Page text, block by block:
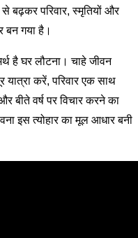
बढ़कर परिवार, स्मृतियों और
बन गया है।
है घर लौटना। चाहे जीवन
यात्रा करें, परिवार एक साथ
बीते वर्ष पर विचार करने का
इस त्योहार का मूल आधार बनी